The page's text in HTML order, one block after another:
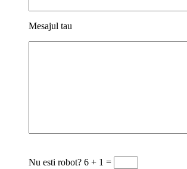
Mesajul tau
Nu esti robot? 6 + 1 =